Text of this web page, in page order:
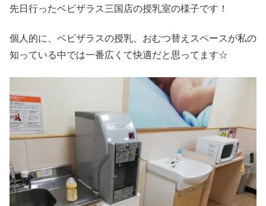
先日行ったベビザラス三国店の授乳室の様子です！
個人的に、ベビザラスの授乳、おむつ替えスペースが私の
知っている中では一番広くて快適だと思ってます☆